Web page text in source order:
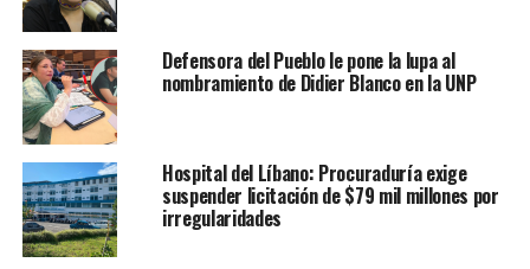
Defensora del Pueblo le pone la lupa al
nombramiento de Didier Blanco en la UNP
Hospital del Líbano: Procuraduría exige
suspender licitación de $79 mil millones por
irregularidades